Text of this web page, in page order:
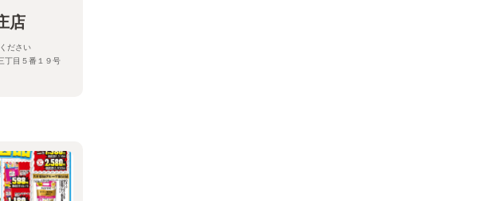
店
ださい
丁目５番１９号